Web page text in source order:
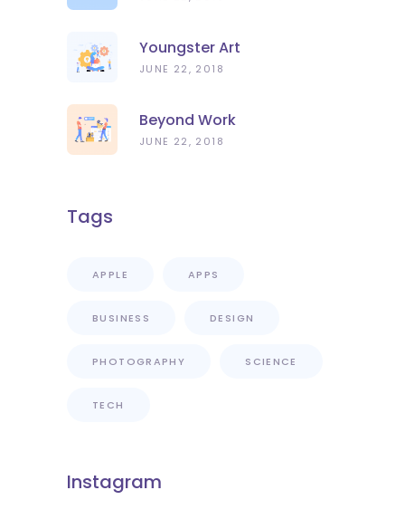
Youngster Art
JUNE 22, 2018
Beyond Work
JUNE 22, 2018
Tags
APPLE APPS
BUSINESS DESIGN
PHOTOGRAPHY SCIENCE
TECH
Instagram